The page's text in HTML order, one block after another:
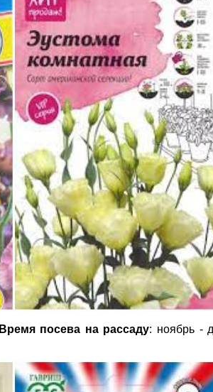
Время посева на рассаду: ноябрь -